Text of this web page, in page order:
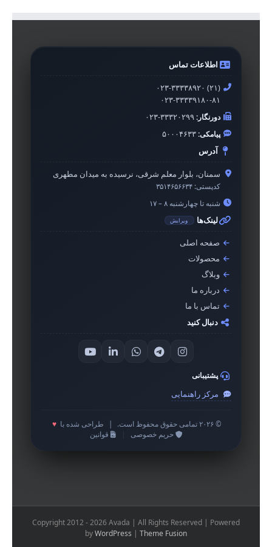
اطلاعات تماس
۰۲۳-۳۳۳۳۸۹۲۰ (۲۱)
۰۲۳-۳۳۳۳۹۱۸۰-۸۱
دورنگار:۰۲۳-۳۳۳۲۰۲۹۹
پیامکی:۵۰۰۰۴۶۳۳
آدرس
سمنان، بلوار معلم شرقی، نرسیده به میدان مطهری
کدپستی: ۳۵۱۴۶۵۶۶۳۴
شنبه تا چهارشنبه ۸ – ۱۷
لینک‌ها ویرایش
صفحه اصلی
محصولات
وبلاگ
درباره ما
تماس با ما
دنبال کنید
پشتیبانی
مرکز راهنمایی
© ۲۰۲۶ تمامی حقوق محفوظ است. طراحی شده با ♥
حریم خصوصی
قوانین
Copyright 2012 - 2026 Avada | All Rights Reserved | Powered
byWordPress | Theme Fusion